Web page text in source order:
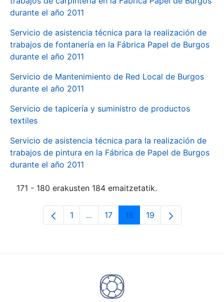
durante el año 2011
Servicio de asistencia técnica para la realización de
trabajos de fontanería en la Fábrica Papel de Burgos
durante el año 2011
Servicio de Mantenimiento de Red Local de Burgos
durante el año 2011
Servicio de tapicería y suministro de productos
textiles
Servicio de asistencia técnica para la realización de
trabajos de pintura en la Fábrica de Papel de Burgos
durante el año 2011
171 - 180 erakusten 184 emaitzetatik.
Orrialdea
1 ...Intermediate Pages Use TAB to
Orrialdea
17 Orrialdea
18 Orrialdea
19